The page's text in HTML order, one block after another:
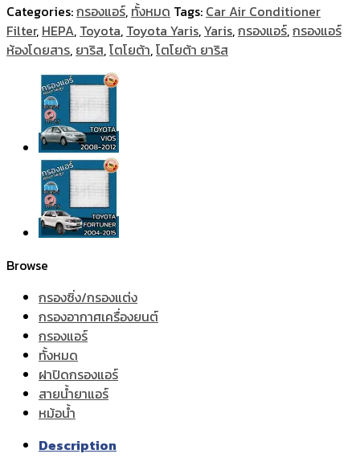
Categories:กรองแอร์, ทั้งหมด Tags: Car Air Conditioner
Filter, HEPA, Toyota, Toyota Yaris,Yaris,กรองแอร์,กรองแอร์
ห้องโดยสาร, ยาริส,โตโยต้า,โตโยต้า ยาริส
Browse
กรองซิ่ง/กรองแต่ง
กรองอากาศเครื่องยนต์
กรองแอร์
ทั้งหมด
ฝาปิดกรองแอร์
สายน้ำยาแอร์
หม้อน้ำ
Description